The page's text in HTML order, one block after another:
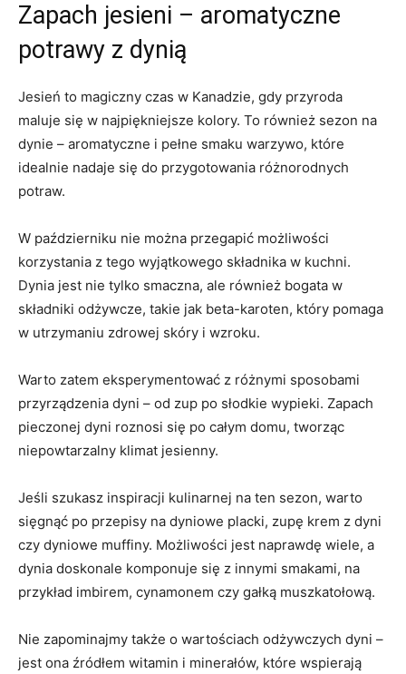
Zapach jesieni – aromatyczne
potrawy ​z dynią
Jesień to magiczny czas w Kanadzie, gdy przyroda
maluje się w najpiękniejsze kolory. To również sezon⁤ na
dynie –​ aromatyczne i pełne smaku warzywo, które
idealnie nadaje się do przygotowania różnorodnych⁢
potraw.
W październiku nie ‍można przegapić możliwości
korzystania z tego wyjątkowego składnika w kuchni.
Dynia jest nie tylko smaczna, ale również ​bogata w
składniki odżywcze, takie jak beta-karoten, który pomaga
w utrzymaniu zdrowej skóry i wzroku.
Warto zatem eksperymentować ‍z różnymi sposobami
przyrządzenia dyni – od zup po słodkie wypieki. Zapach
pieczonej dyni roznosi się po całym domu, tworząc
niepowtarzalny klimat jesienny.
Jeśli szukasz inspiracji kulinarnej na ten ⁣sezon, warto
sięgnąć po⁣ przepisy na dyniowe placki, zupę krem z dyni
czy dyniowe muffiny. Możliwości jest naprawdę wiele, a
dynia doskonale komponuje się z innymi smakami, na
przykład imbirem, cynamonem ⁣czy gałką muszkatołową.
Nie zapominajmy także o wartościach odżywczych dyni –
jest⁤ ona źródłem witamin i minerałów, które wspierają